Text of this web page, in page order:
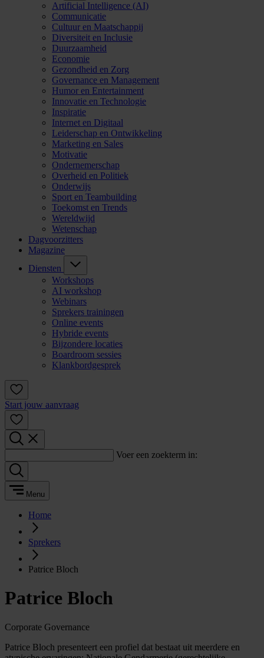
Artificial Intelligence (AI)
Communicatie
Cultuur en Maatschappij
Diversiteit en Inclusie
Duurzaamheid
Economie
Gezondheid en Zorg
Governance en Management
Humor en Entertainment
Innovatie en Technologie
Inspiratie
Internet en Digitaal
Leiderschap en Ontwikkeling
Marketing en Sales
Motivatie
Ondernemerschap
Overheid en Politiek
Onderwijs
Sport en Teambuilding
Toekomst en Trends
Wereldwijd
Wetenschap
Dagvoorzitters
Magazine
Diensten
Workshops
AI workshop
Webinars
Sprekers trainingen
Online events
Hybride events
Bijzondere locaties
Boardroom sessies
Klankbordgesprek
Start jouw aanvraag
Voer een zoekterm in:
Menu
Home
Sprekers
Patrice Bloch
Patrice Bloch
Corporate Governance
Patrice Bloch presenteert een profiel dat bestaat uit meerdere en